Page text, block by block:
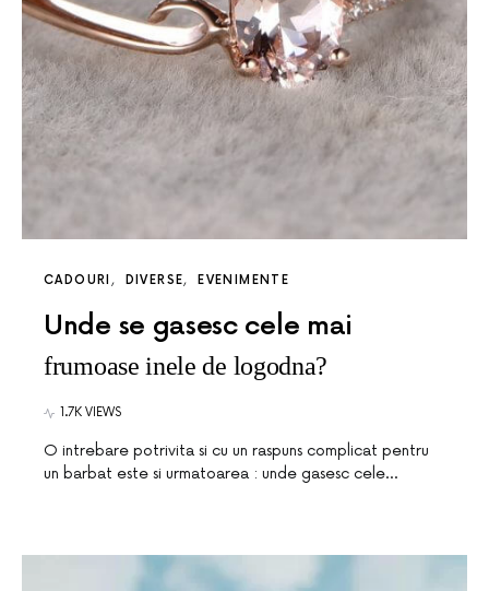
CADOURI DIVERSE EVENIMENTE
Unde se gasesc cele mai
frumoase inele de logodna?
1.7K VIEWS
O intrebare potrivita si cu un raspuns complicat pentru
un barbat este si urmatoarea : unde gasesc cele…